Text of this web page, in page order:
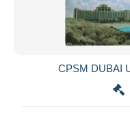
CPSM DUBAI